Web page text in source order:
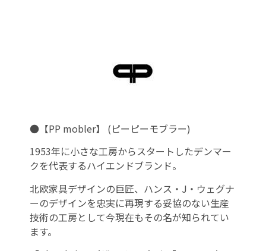
●【PP mobler】 (ピーピーモブラー)
1953年に小さな工房からスタートしたデンマー
クを代表するハイエンドブランド。
北欧家具デザインの巨匠、ハンス・J・ウェグナ
ーのデザインを忠実に再現する妥協のない生産
技術の工房として今現在もその名が知られてい
ます。